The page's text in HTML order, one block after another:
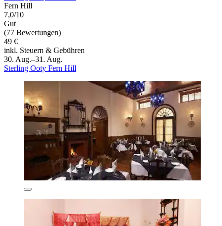
Fern Hill
7,0/10
Gut
(77 Bewertungen)
49 €
inkl. Steuern & Gebühren
30. Aug.–31. Aug.
Sterling Ooty Fern Hill